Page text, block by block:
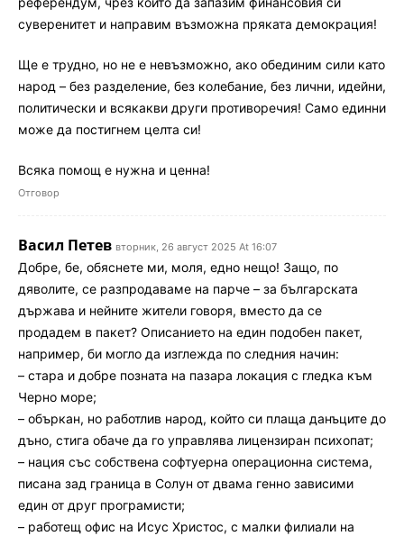
суверенитет и направим възможна пряката демокрация!
Ще е трудно, но не е невъзможно, ако обединим сили като
народ – без разделение, без колебание, без лични, идейни,
политически и всякакви други противоречия! Само единни
може да постигнем целта си!
Всяка помощ е нужна и ценна!
Отговор
Васил Петев вторник, 26 август 2025 At 16:07
Добре, бе, обяснете ми, моля, едно нещо! Защо, по
дяволите, се разпродаваме на парче – за българската
държава и нейните жители говоря, вместо да се
продадем в пакет? Описанието на един подобен пакет,
например, би могло да изглежда по следния начин:
– стара и добре позната на пазара локация с гледка към
Черно море;
– объркан, но работлив народ, който си плаща данъците до
дъно, стига обаче да го управлява лицензиран психопат;
– нация със собствена софтуерна операционна система,
писана зад граница в Солун от двама генно зависими
един от друг програмисти;
– работещ офис на Исус Христос, с малки филиали на